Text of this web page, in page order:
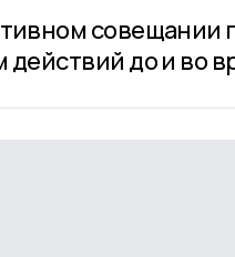
совещании
действий до и во